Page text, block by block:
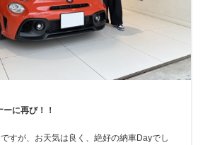
に再び！！
すが、お天気は良く、絶好の納車Dayでし